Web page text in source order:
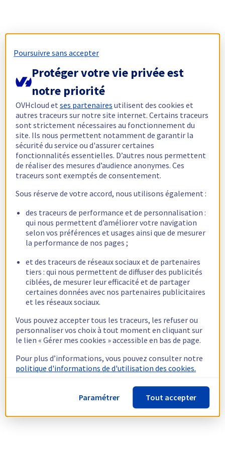
Poursuivre sans accepter
Protéger votre vie privée est
notre priorité
OVHcloud etses partenaires utilisent des cookies et
autres traceurs sur notre site internet. Certains traceurs
sont strictement nécessaires au fonctionnement du
site. Ils nous permettent notamment de garantir la
sécurité du service ou d'assurer certaines
fonctionnalités essentielles. D’autres nous permettent
de réaliser des mesures d’audience anonymes. Ces
traceurs sont exemptés de consentement.
Sous réserve de votre accord, nous utilisons également :
des traceurs de performance et de personnalisation :
qui nous permettent d’améliorer votre navigation
selon vos préférences et usages ainsi que de mesurer
la performance de nos pages ;
et des traceurs de réseaux sociaux et de partenaires
tiers : qui nous permettent de diffuser des publicités
ciblées, de mesurer leur efficacité et de partager
certaines données avec nos partenaires publicitaires
et les réseaux sociaux.
Vous pouvez accepter tous les traceurs, les refuser ou
personnaliser vos choix à tout moment en cliquant sur
le lien « Gérer mes cookies » accessible en bas de page.
Pour plus d’informations, vous pouvez consulter notre
politique d'informations de d'utilisation des cookies.
Paramétrer Tout accepter